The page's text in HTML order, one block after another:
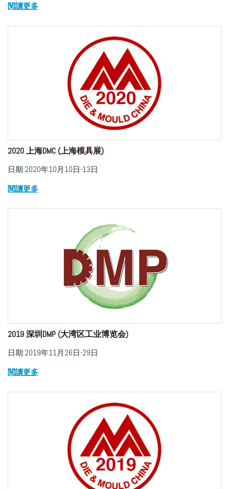
閱讀更多
2020 上海DMC (上海模具展)
日期:2020年10月10日-13日
閱讀更多
2019 深圳DMP (大湾区工业博览会)
日期:2019年11月26日-29日
閱讀更多